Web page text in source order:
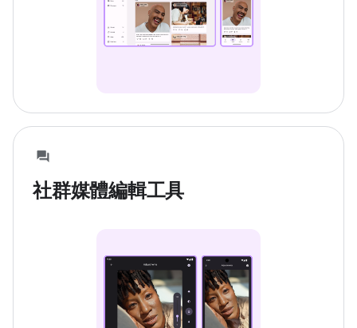
社群媒體編輯工具